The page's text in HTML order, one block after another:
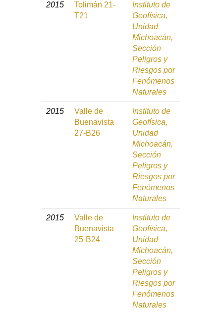
2015
Tolimán 21-
T21
Instituto de
Geofísica,
Unidad
Michoacán,
Sección
Peligros y
Riesgos por
Fenómenos
Naturales
2015
Valle de
Buenavista
27-B26
Instituto de
Geofísica,
Unidad
Michoacán,
Sección
Peligros y
Riesgos por
Fenómenos
Naturales
2015
Valle de
Buenavista
25-B24
Instituto de
Geofísica,
Unidad
Michoacán,
Sección
Peligros y
Riesgos por
Fenómenos
Naturales